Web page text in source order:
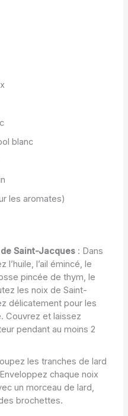
blanc
les aromates)
Saint-Jacques: Dans
l’huile, l’ail émincé, le
pincée de thym, le
les noix de Saint-
délicatement pour les
Couvrez et laissez
pendant au moins 2
les tranches de lard
chaque noix
un morceau de lard,
brochettes.